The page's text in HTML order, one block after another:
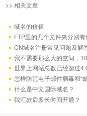
>> 相关文章
域名的价值
FTP里的几个文件夹分别
CN域名注册常见问题及解
我不需要那么大的空间，
世界上网站总数已经超过
怎样防范电子邮件病毒和“
什么是中文国际域名？
我汇款后多长时间开通？